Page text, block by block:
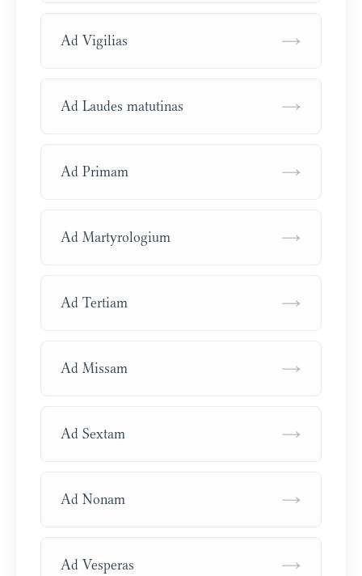
Ad Vigilias →
Ad Laudes matutinas →
Ad Primam →
Ad Martyrologium →
Ad Tertiam →
Ad Missam →
Ad Sextam →
Ad Nonam →
Ad Vesperas →